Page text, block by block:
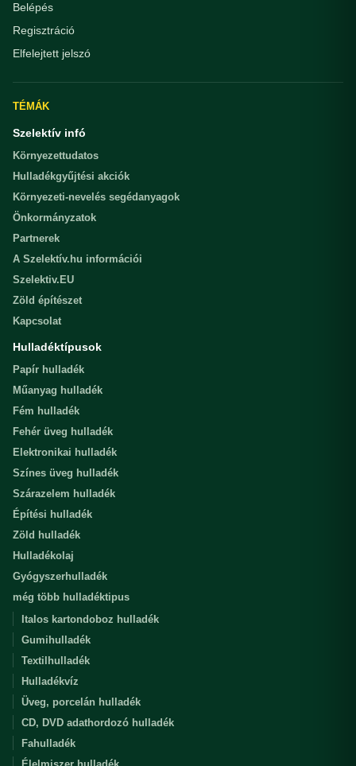
Belépés
Regisztráció
Elfelejtett jelszó
TÉMÁK
Szelektív infó
Környezettudatos
Hulladékgyűjtési akciók
Környezeti-nevelés segédanyagok
Önkormányzatok
Partnerek
A Szelektív.hu információi
Szelektiv.EU
Zöld építészet
Kapcsolat
Hulladéktípusok
Papír hulladék
Műanyag hulladék
Fém hulladék
Fehér üveg hulladék
Elektronikai hulladék
Színes üveg hulladék
Szárazelem hulladék
Építési hulladék
Zöld hulladék
Hulladékolaj
Gyógyszerhulladék
még több hulladéktipus
Italos kartondoboz hulladék
Gumihulladék
Textilhulladék
Hulladékvíz
Üveg, porcelán hulladék
CD, DVD adathordozó hulladék
Fahulladék